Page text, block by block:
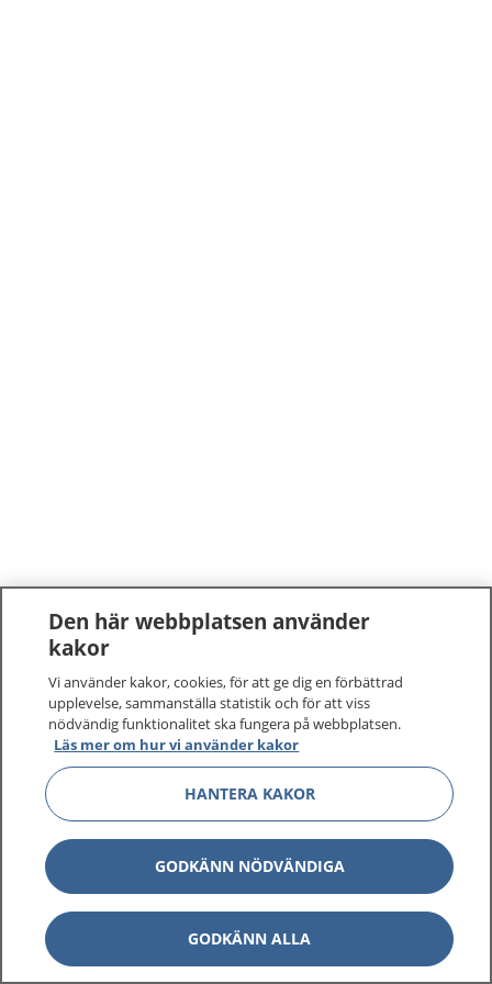
Den här webbplatsen använder
kakor
Vi använder kakor, cookies, för att ge dig en förbättrad
upplevelse, sammanställa statistik och för att viss
nödvändig funktionalitet ska fungera på webbplatsen.
Läs mer om hur vi använder kakor
HANTERA KAKOR
GODKÄNN NÖDVÄNDIGA
GODKÄNN ALLA